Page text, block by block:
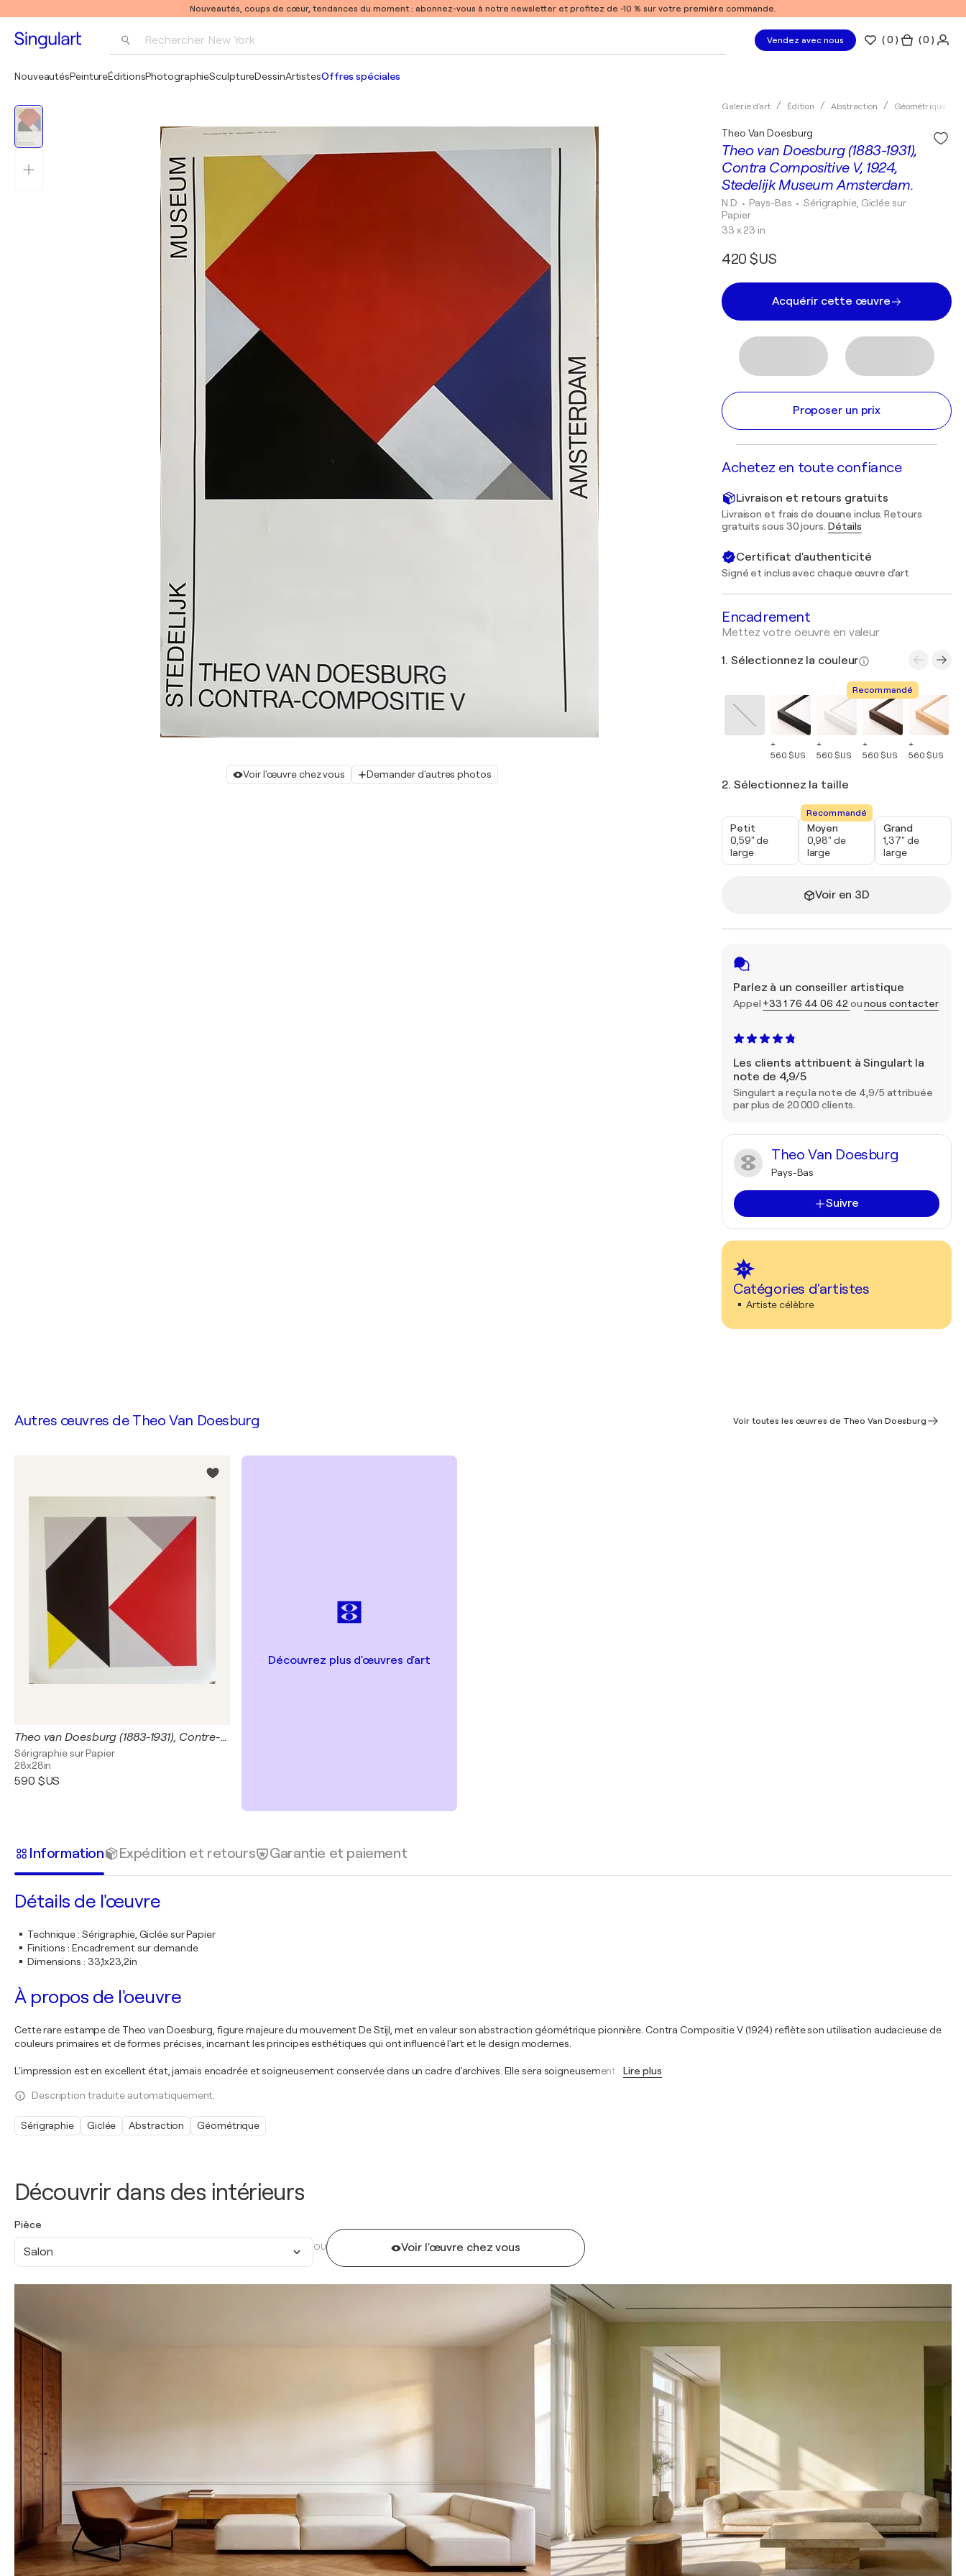
Nouveautés, coups de cœur, tendances du moment : abonnez-vous à notre newsletter et profitez de -10 % sur votre première commande.
Rechercher New York
Pablo Picasso
Vendez avec nous (0 ) ( 0 )
NouveautésPeintureÉditionsPhotographieSculptureDessinArtistesOffres spéciales
Voir l'œuvre chez vous Demander d'autres photos
Galerie d'art Édition Abstraction Géométrique
Theo van Doesburg (1883-1931),
Contra Compositive V, 1924,
Stedelijk Museum Amsterdam.
Theo Van Doesburg
N.D • Pays-Bas • Sérigraphie, Giclée sur
Papier
33 x 23 in
420 $US
Acquérir cette œuvre
Proposer un prix
Achetez en toute confiance
Livraison et retours gratuits
Livraison et frais de douane inclus. Retours
gratuits sous 30 jours. Détails
Certificat d'authenticité
Signé et inclus avec chaque œuvre d'art
Encadrement
Mettez votre oeuvre en valeur
1. Sélectionnez la couleur
+
560 $US
+
560 $US
Recommandé
+
560 $US
+
560 $US
2. Sélectionnez la taille
Petit
0,59" de
large
Recommandé
Moyen
0,98" de
large
Grand
1,37" de
large
Voir en 3D
Parlez à un conseiller artistique
Appel +33 1 76 44 06 42 ounous contacter
Les clients attribuent à Singulart la
note de 4,9/5
Singulart a reçu la note de 4,9/5 attribuée
par plus de 20 000 clients.
Theo Van Doesburg
Pays-Bas
Suivre
Catégories d'artistes
Artiste célèbre
Découvrir dans des intérieurs
Pièce
Salon OU Voir l'œuvre chez vous
Autres œuvres de Theo Van Doesburg Voir toutes les œuvres de Theo Van Doesburg
Theo van Doesburg (1883-1931), Contre- Composition XIII, 1925-1926, Printed in Belgium VD0244
Sérigraphie sur Papier
28x28in
590 $US
Découvrez plus d'œuvres d'art
Information Expédition et retours Garantie et paiement
Détails de l'œuvre
Technique: Sérigraphie, Giclée sur Papier
Finitions : Encadrement sur demande
Dimensions : 33,1x23,2in
À propos de l'oeuvre
Cette rare estampe de Theo van Doesburg, figure majeure du mouvement De Stijl, met en valeur son abstraction géométrique pionnière. Contra Compositie V (1924) reflète son utilisation audacieuse de
couleurs primaires et de formes précises, incarnant les principes esthétiques qui ont influencé l'art et le design modernes.
L'impression est en excellent état, jamais encadrée et soigneusement conservée dans un cadre d'archives. Elle sera soigneusement Lire plus
Description traduite automatiquement.
Sérigraphie Giclée Abstraction Géométrique